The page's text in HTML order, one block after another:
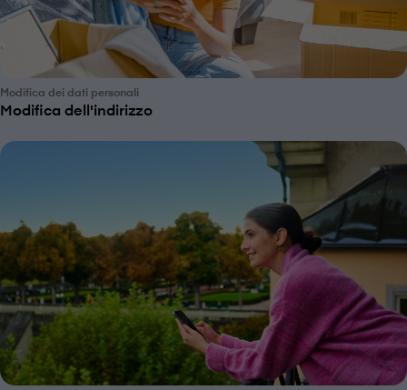
Modifica dei dati personali
Modifica dell'indirizzo